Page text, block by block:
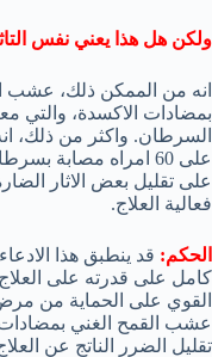
ولكن هل هذا يعني نفس
انه من الممكن ذلك، عشب
بمضادات الاكسدة، والتي
السرطان. واكثر من ذلك،
على 60 امراه مصابة
على تقليل بعض الاثار
فعالية العلاج.
الحكم: قد ينطبق هذا
كامل على قدرته على
القوي على الحماية من
عشب القمح الغني بمضادات
تقليل الضرر الناتج عن